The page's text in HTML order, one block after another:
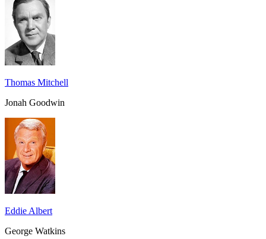
Thomas Mitchell
Jonah Goodwin
Eddie Albert
George Watkins